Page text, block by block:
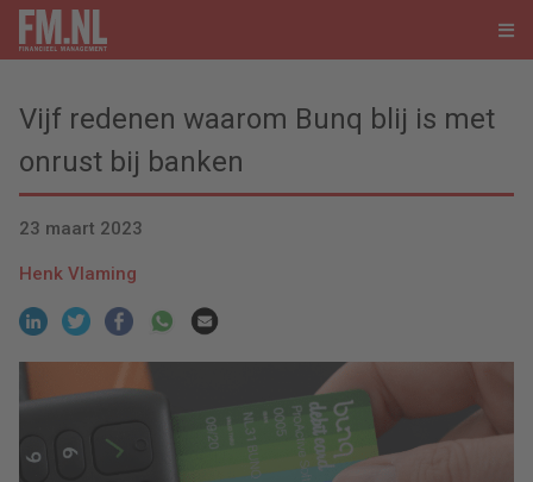
Vijf redenen waarom Bunq blij is met
onrust bij banken
23 maart 2023
Henk Vlaming